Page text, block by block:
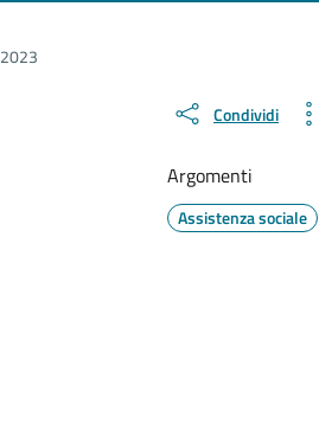
Condividi
Argomenti
Assistenza sociale